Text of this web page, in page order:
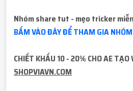
Nhóm share tut - mẹo tricker
BẤM VÀO ĐÂY ĐỂ THAM GIA NHÓM
CHIẾT KHẤU 10 - 20% CHO AE
SHOPVIAVN.COM